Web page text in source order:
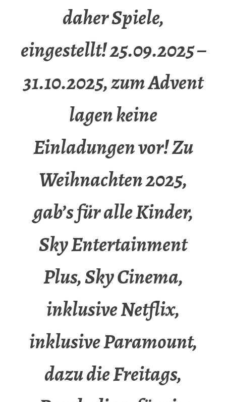
daher Spiele,
eingestellt! 25.09.2025 –
31.10.2025, zum Advent
lagen keine
Einladungen vor! Zu
Weihnachten 2025,
gab’s für alle Kinder,
Sky Entertainment
Plus, Sky Cinema,
inklusive Netflix,
inklusive Paramount,
dazu die Freitags,